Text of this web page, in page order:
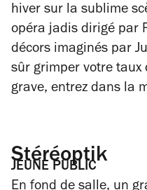
hiver sur la sublime
opéra jadis dirigé par
décors imaginés par
sûr grimper votre taux
grave, entrez dans la
Stéréoptik
JEUNE PUBLIC
En fond de salle, un